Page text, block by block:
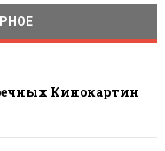
Кинокартин